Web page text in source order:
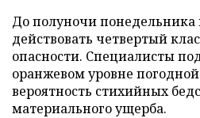
До полуночи понедельника
действовать четвертый
опасности. Специалисты
оранжевом уровне погодной
вероятность стихийных
материального ущерба.